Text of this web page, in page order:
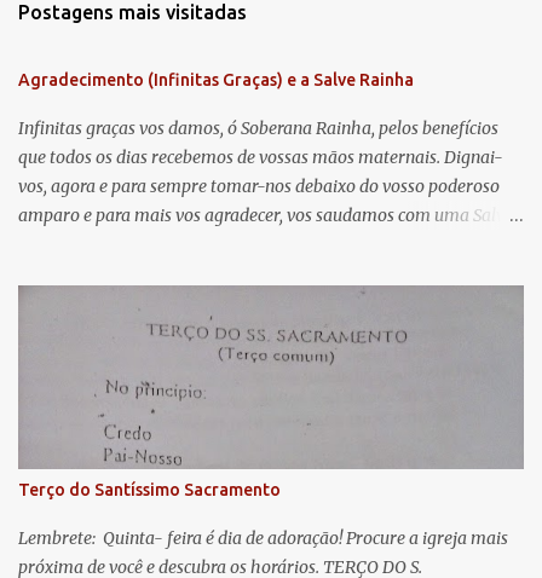
e
t
á
r
i
o
Postagens mais visitadas
Agradecimento (Infinitas Graças) e a Salve Rainha
Infinitas graças vos damos, ó Soberana Rainha, pelos benefícios
que todos os dias recebemos de vossas mãos maternais. Dignai-
vos, agora e para sempre tomar-nos debaixo do vosso poderoso
amparo e para mais vos agradecer, vos saudamos com uma Salve
lágrimas. Eia, pois, Advogada nossa, estes vossos olhos
misericordiosos a nós volvei, e depois deste desterro, mostrai-nos
Jesus. Bendito é o fruto do vosso ventre, ó clemente, ó piedosa, ó
doce e sempre Virgem Maria. Rogai por nós Santa Mãe de Deus.
Para que sejamos dignos das promessas de Cristo. Amém.
Terço do Santíssimo Sacramento
Lembrete: Quinta- feira é dia de adoração! Procure a igreja mais
próxima de você e descubra os horários. TERÇO DO S.